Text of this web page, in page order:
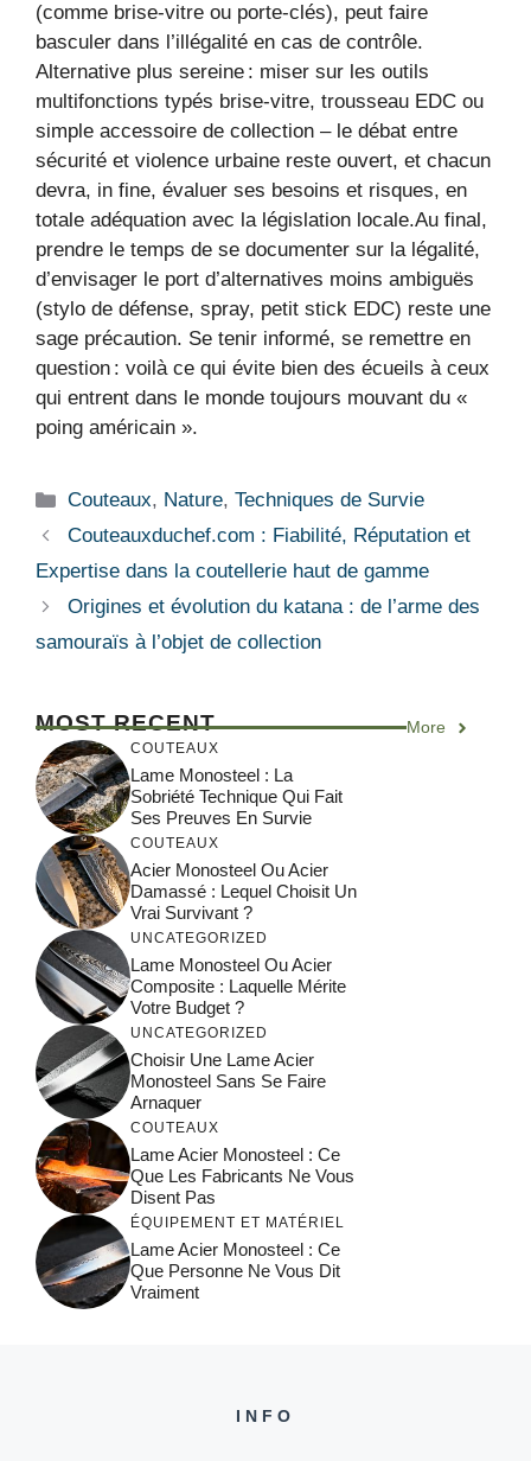
(comme brise-vitre ou porte-clés), peut faire
basculer dans l’illégalité en cas de contrôle.
Alternative plus sereine : miser sur les outils
multifonctions typés brise-vitre, trousseau EDC ou
simple accessoire de collection – le débat entre
sécurité et violence urbaine reste ouvert, et chacun
devra, in fine, évaluer ses besoins et risques, en
totale adéquation avec la législation locale.Au final,
prendre le temps de se documenter sur la légalité,
d’envisager le port d’alternatives moins ambiguës
(stylo de défense, spray, petit stick EDC) reste une
sage précaution. Se tenir informé, se remettre en
question : voilà ce qui évite bien des écueils à ceux
qui entrent dans le monde toujours mouvant du «
poing américain ».
Catégories
Couteaux, Nature,Techniques de Survie
Couteauxduchef.com : Fiabilité, Réputation et
Expertise dans la coutellerie haut de gamme
Origines et évolution du katana : de l’arme des
samouraïs à l’objet de collection
MOST RECENT More
COUTEAUX
Lame Monosteel : La
Sobriété Technique Qui Fait
Ses Preuves En Survie
COUTEAUX
Acier Monosteel Ou Acier
Damassé : Lequel Choisit Un
Vrai Survivant ?
UNCATEGORIZED
Lame Monosteel Ou Acier
Composite : Laquelle Mérite
Votre Budget ?
UNCATEGORIZED
Choisir Une Lame Acier
Monosteel Sans Se Faire
Arnaquer
COUTEAUX
Lame Acier Monosteel : Ce
Que Les Fabricants Ne Vous
Disent Pas
ÉQUIPEMENT ET MATÉRIEL
Lame Acier Monosteel : Ce
Que Personne Ne Vous Dit
Vraiment
INFO